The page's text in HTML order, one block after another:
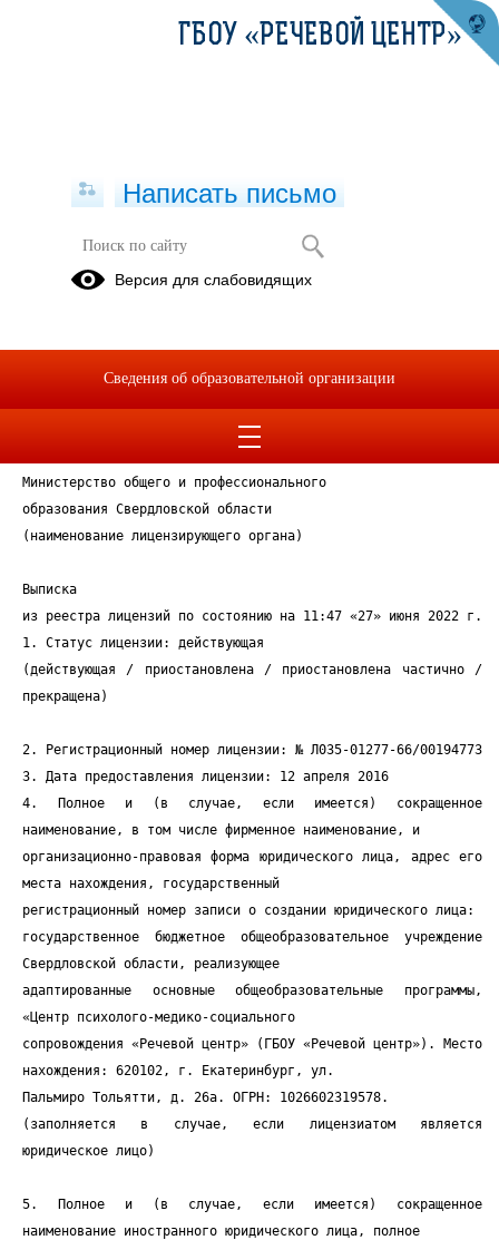
Выписка из Реестра лицензий
Опубликовано на сайте
27 июня 2022
Министерство общего и профессионального
образования Свердловской области
(наименование лицензирующего органа)
Выписка
из реестра лицензий по состоянию на 11:47 «27» июня 2022 г.
1. Статус лицензии: действующая
(действующая / приостановлена / приостановлена частично /
прекращена)
2. Регистрационный номер лицензии: № Л035-01277-66/00194773
3. Дата предоставления лицензии: 12 апреля 2016
4. Полное и (в случае, если имеется) сокращенное
наименование, в том числе фирменное наименование, и
организационно-правовая форма юридического лица, адрес его
места нахождения, государственный
регистрационный номер записи о создании юридического лица:
государственное бюджетное общеобразовательное учреждение
Свердловской области, реализующее
адаптированные основные общеобразовательные программы,
«Центр психолого-медико-социального
сопровождения «Речевой центр» (ГБОУ «Речевой центр»). Место
нахождения: 620102, г. Екатеринбург, ул.
Пальмиро Тольятти, д. 26а. ОГРН: 1026602319578.
(заполняется в случае, если лицензиатом является
юридическое лицо)
5. Полное и (в случае, если имеется) сокращенное
наименование иностранного юридического лица, полное
ГБОУ «РЕЧЕВОЙ ЦЕНТР»
Написать письмо
Версия для слабовидящих
Сведения об образовательной организации